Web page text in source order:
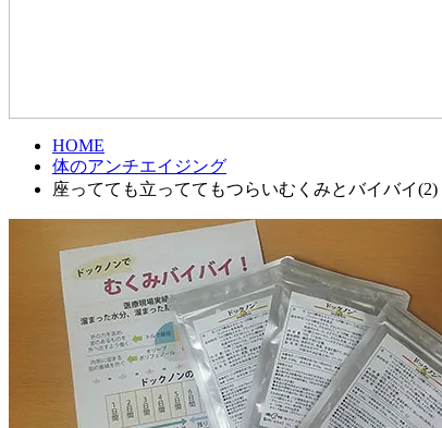
HOME
体のアンチエイジング
座ってても立っててもつらいむくみとバイバイ(2)